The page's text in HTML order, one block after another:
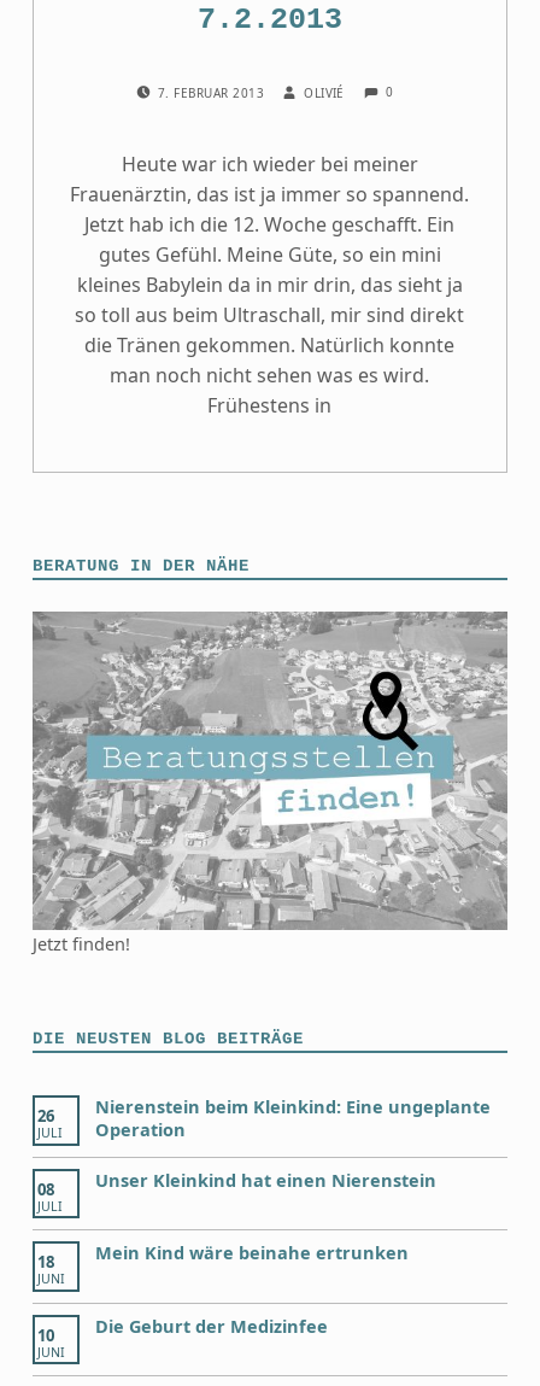
7.2.2013
7. FEBRUAR 2013 OLIVIÉ 0
Heute war ich wieder bei meiner
Frauenärztin, das ist ja immer so spannend.
Jetzt hab ich die 12. Woche geschafft. Ein
gutes Gefühl. Meine Güte, so ein mini
kleines Babylein da in mir drin, das sieht ja
so toll aus beim Ultraschall, mir sind direkt
die Tränen gekommen. Natürlich konnte
man noch nicht sehen was es wird.
Frühestens in
BERATUNG IN DER NÄHE
Jetzt finden!
DIE NEUSTEN BLOG BEITRÄGE
26
JULI
Nierenstein beim Kleinkind: Eine ungeplante
Operation
08
JULI
Unser Kleinkind hat einen Nierenstein
18
JUNI
Mein Kind wäre beinahe ertrunken
10
JUNI
Die Geburt der Medizinfee